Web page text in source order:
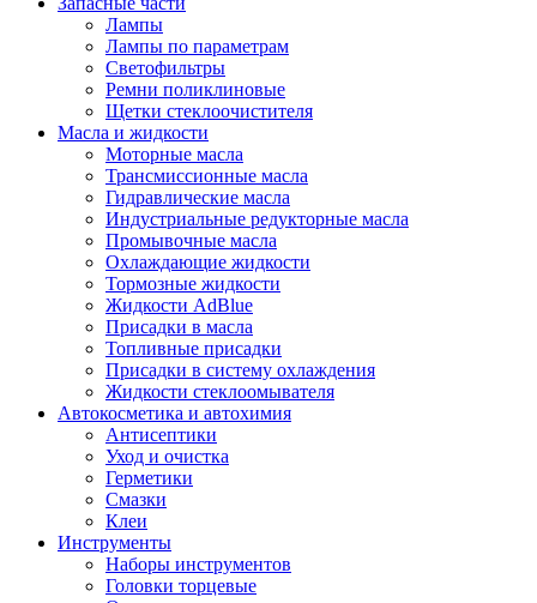
Лампы
Лампы по параметрам
Светофильтры
Ремни поликлиновые
Щетки стеклоочистителя
Масла и жидкости
Моторные масла
Трансмиссионные масла
Гидравлические масла
Индустриальные редукторные масла
Промывочные масла
Охлаждающие жидкости
Тормозные жидкости
Жидкости AdBlue
Присадки в масла
Топливные присадки
Присадки в систему охлаждения
Жидкости стеклоомывателя
Автокосметика и автохимия
Антисептики
Уход и очистка
Герметики
Смазки
Клеи
Инструменты
Наборы инструментов
Головки торцевые